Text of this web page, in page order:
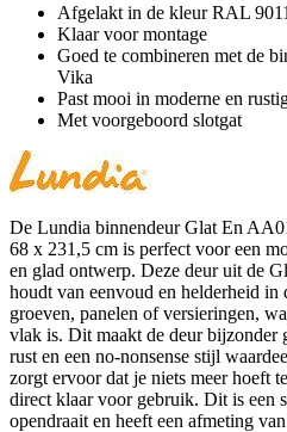
Afgelakt in de kleur RAL
Klaar voor montage
Goed te combineren met de
Vika
Past mooi in moderne en
Met voorgeboord slotgat
De Lundia binnendeur Glat En
68 x 231,5 cm is perfect voor een
en glad ontwerp. Deze deur uit de
houdt van eenvoud en helderheid
groeven, panelen of versieringen,
vlak is. Dit maakt de deur bijzonder
rust en een no-nonsense stijl
zorgt ervoor dat je niets meer hoeft
direct klaar voor gebruik. Dit is een
opendraait en heeft een afmeting